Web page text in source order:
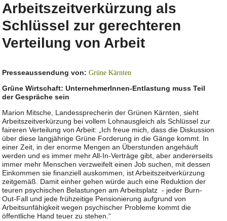
Arbeitszeitverkürzung als
Schlüssel zur gerechteren
Verteilung von Arbeit
Presseaussendung von:Grüne Kärnten
Grüne Wirtschaft: UnternehmerInnen-Entlastung muss Teil
der Gespräche sein
Marion Mitsche, Landessprecherin der Grünen Kärnten, sieht
Arbeitszeitverkürzung bei vollem Lohnausgleich als Schlüssel zur
faireren Verteilung von Arbeit: „Ich freue mich, dass die Diskussion
über diese langjährige Grüne Forderung in die Gänge kommt. In
einer Zeit, in der enorme Mengen an Überstunden angehäuft
werden und es immer mehr All-In-Verträge gibt, aber andererseits
immer mehr Menschen verzweifelt einen Job suchen, mit dessen
Einkommen sie finanziell auskommen, ist Arbeitszeitverkürzung
zeitgemäß. Damit einher gehen würde auch eine Reduktion der
teuren psychischen Belastungen am Arbeitsplatz - jeder Burn-
Out-Fall und jede frühzeitige Pensionierung aufgrund von
Arbeitsunfähigkeit wegen psychischer Probleme kommt die
öffentliche Hand teuer zu stehen.“